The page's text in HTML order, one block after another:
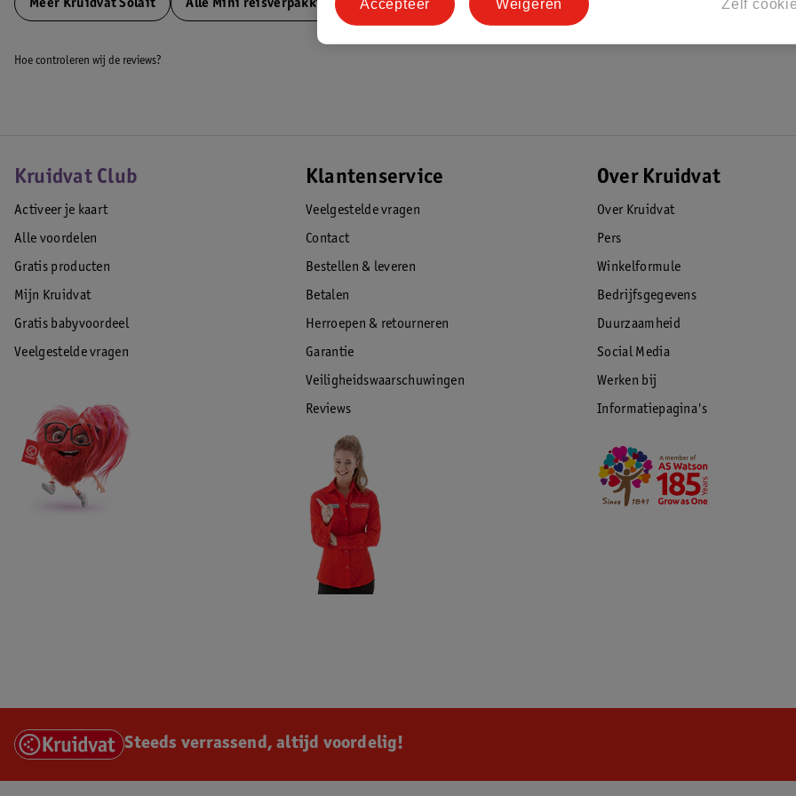
Meer Kruidvat Solait Alle Mini reisverpakkingen
Hoe controleren wij de reviews?
Kruidvat Club
Activeer je kaart
Alle voordelen
Gratis producten
Mijn Kruidvat
Gratis babyvoordeel
Veelgestelde vragen
Klantenservice
Veelgestelde vragen
Contact
Bestellen & leveren
Betalen
Herroepen & retourneren
Garantie
Veiligheidswaarschuwingen
Reviews
Over Kruidvat
Over Kruidvat
Pers
Winkelformule
Bedrijfsgegevens
Duurzaamheid
Social Media
Werken bij
Informatiepagina's
Steeds verrassend, altijd voordelig!
Zelf
Weigeren
Accepteer